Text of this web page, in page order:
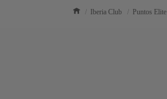
Iberia Club Puntos Elite